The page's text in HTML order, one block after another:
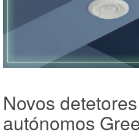
Novos
autónomos